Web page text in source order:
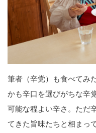
筆者（辛党）も食べてみ
かも辛口を選びがちな辛
可能な程よい辛さ。ただ
てきた旨味たちと相まっ